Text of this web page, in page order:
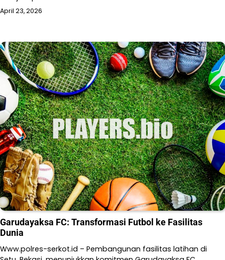
April 23, 2026
Garudayaksa FC: Transformasi Futbol ke Fasilitas
Dunia
Www.polres-serkot.id – Pembangunan fasilitas latihan di